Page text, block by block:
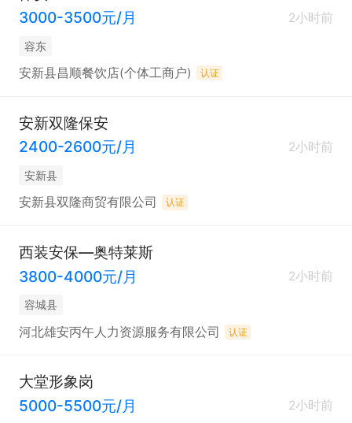
3000-3500元/月
2小时前
容东
安新县昌顺餐饮店(个体工商户) 认证
安新双隆保安
2400-2600元/月
2小时前
安新县
安新县双隆商贸有限公司 认证
西装安保—奥特莱斯
3800-4000元/月
2小时前
容城县
河北雄安丙午人力资源服务有限公司 认证
大堂形象岗
5000-5500元/月
2小时前